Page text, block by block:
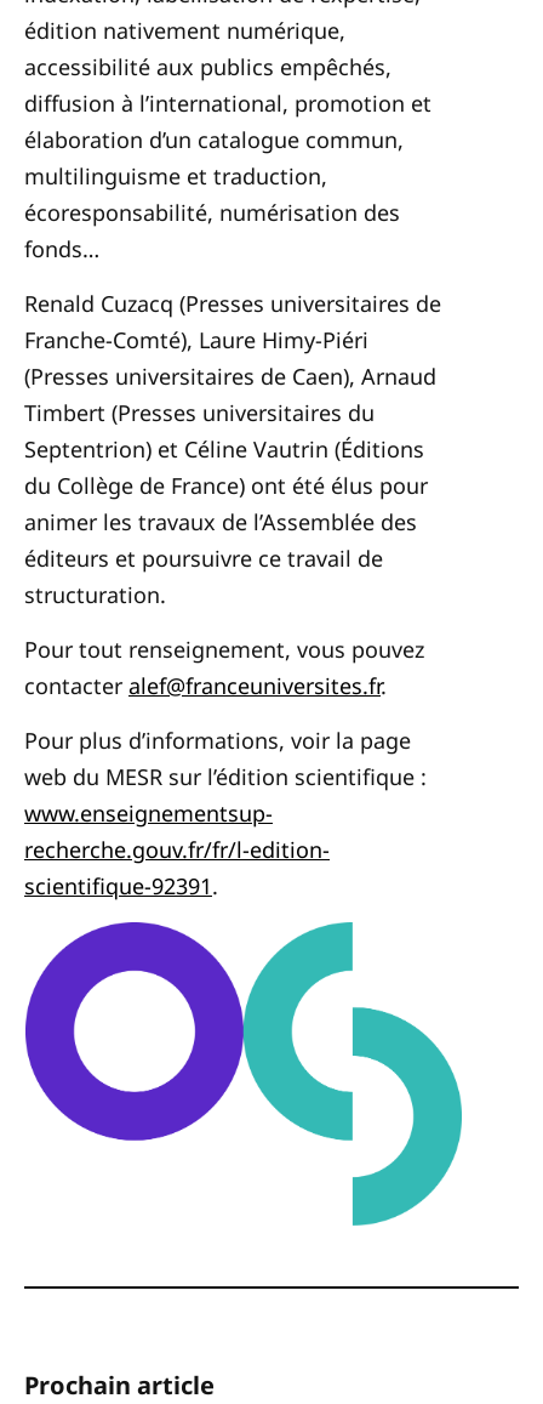
édition nativement numérique,
accessibilité aux publics empêchés,
diffusion à l’international, promotion et
élaboration d’un catalogue commun,
multilinguisme et traduction,
écoresponsabilité, numérisation des
fonds…
Renald Cuzacq (Presses universitaires de
Franche-Comté), Laure Himy-Piéri
(Presses universitaires de Caen), Arnaud
Timbert (Presses universitaires du
Septentrion) et Céline Vautrin (Éditions
du Collège de France) ont été élus pour
animer les travaux de l’Assemblée des
éditeurs et poursuivre ce travail de
structuration.
Pour tout renseignement, vous pouvez
contacter alef@franceuniversites.fr.
Pour plus d’informations, voir la page
web du MESR sur l’édition scientifique :
www.enseignementsup-
recherche.gouv.fr/fr/l-edition-
scientifique-92391.
Prochain article